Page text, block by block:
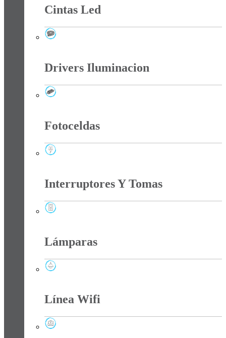
Cintas Led
Drivers Iluminacion
Fotoceldas
Interruptores Y Tomas
Lámparas
Línea Wifi